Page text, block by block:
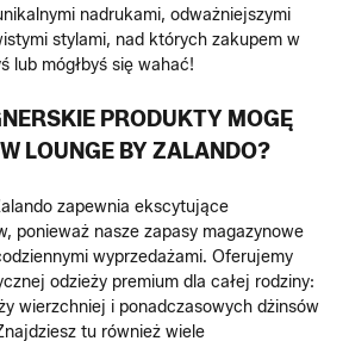
nadrukami, odważniejszymi
stylami, nad których zakupem w
lub mógłbyś się wahać!
PRODUKTY MOGĘ
LOUNGE BY ZALANDO?
zapewnia ekscytujące
ponieważ nasze zapasy magazynowe
wyprzedażami. Oferujemy
odzieży premium dla całej rodziny:
wierzchniej i ponadczasowych dżinsów
tu również wiele